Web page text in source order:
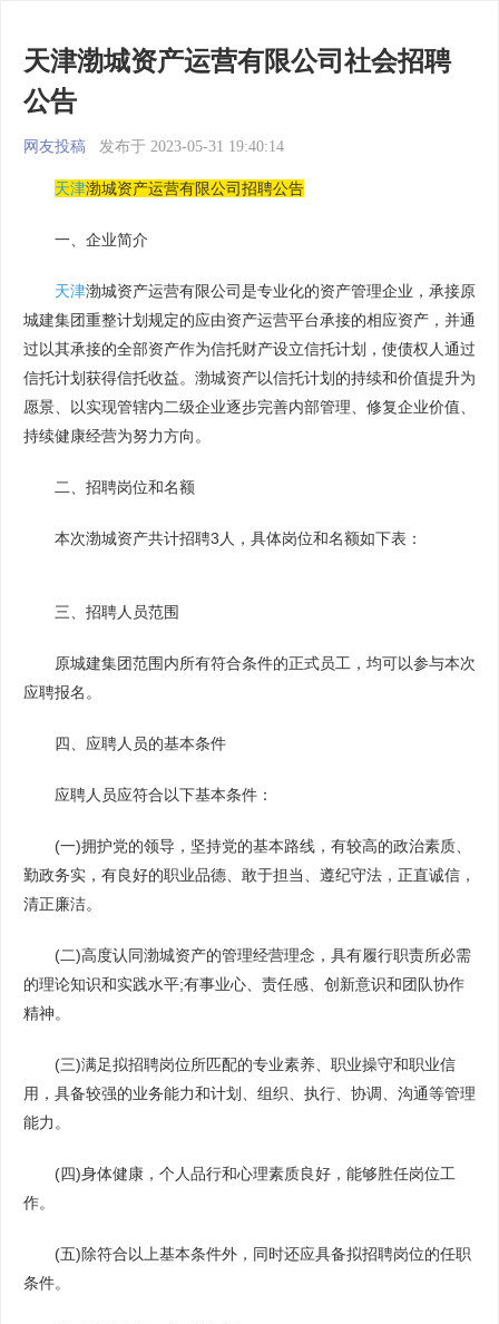
天津渤城资产运营有限公司社会招聘
公告
网友投稿 发布于 2023-05-31 19:40:14
天津渤城资产运营有限公司招聘公告
一、企业简介
天津渤城资产运营有限公司是专业化的资产管理企业，承接原
城建集团重整计划规定的应由资产运营平台承接的相应资产，并通
过以其承接的全部资产作为信托财产设立信托计划，使债权人通过
信托计划获得信托收益。渤城资产以信托计划的持续和价值提升为
愿景、以实现管辖内二级企业逐步完善内部管理、修复企业价值、
持续健康经营为努力方向。
二、招聘岗位和名额
本次渤城资产共计招聘3人，具体岗位和名额如下表：
三、招聘人员范围
原城建集团范围内所有符合条件的正式员工，均可以参与本次
应聘报名。
四、应聘人员的基本条件
应聘人员应符合以下基本条件：
(一)拥护党的领导，坚持党的基本路线，有较高的政治素质、
勤政务实，有良好的职业品德、敢于担当、遵纪守法，正直诚信，
清正廉洁。
(二)高度认同渤城资产的管理经营理念，具有履行职责所必需
的理论知识和实践水平;有事业心、责任感、创新意识和团队协作
精神。
(三)满足拟招聘岗位所匹配的专业素养、职业操守和职业信
用，具备较强的业务能力和计划、组织、执行、协调、沟通等管理
能力。
(四)身体健康，个人品行和心理素质良好，能够胜任岗位工
作。
(五)除符合以上基本条件外，同时还应具备拟招聘岗位的任职
条件。